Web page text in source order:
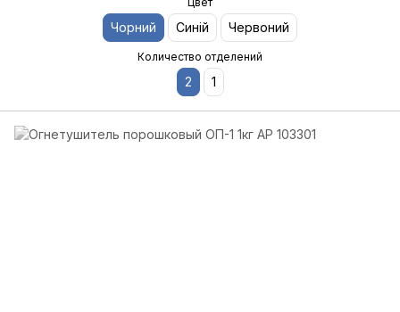
Чорний Синій Червоний
Количество отделений
2 1